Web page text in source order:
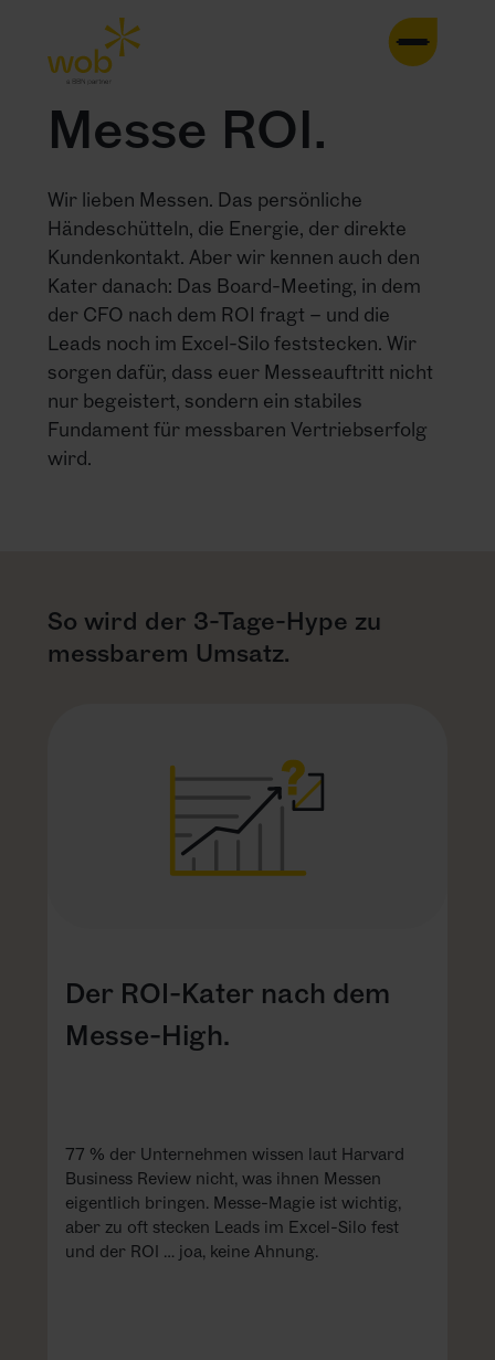
AGENTUR
LEISTUNGEN
CASES
TRENDS
INSIGHTS
KONTAKT
Messe ROI.
Wir lieben Messen. Das persönliche
Händeschütteln, die Energie, der direkte
Kundenkontakt. Aber wir kennen auch den
Kater danach: Das Board-Meeting, in dem
der CFO nach dem ROI fragt – und die
Leads noch im Excel-Silo feststecken. Wir
sorgen dafür, dass euer Messeauftritt nicht
nur begeistert, sondern ein stabiles
Fundament für messbaren Vertriebserfolg
wird.
So wird der 3-Tage-Hype zu
messbarem Umsatz.
Der ROI-Kater nach dem
Messe-High.
77 % der Unternehmen wissen laut Harvard
Business Review nicht, was ihnen Messen
eigentlich bringen. Messe-Magie ist wichtig,
aber zu oft stecken Leads im Excel-Silo fest
und der ROI … joa, keine Ahnung.